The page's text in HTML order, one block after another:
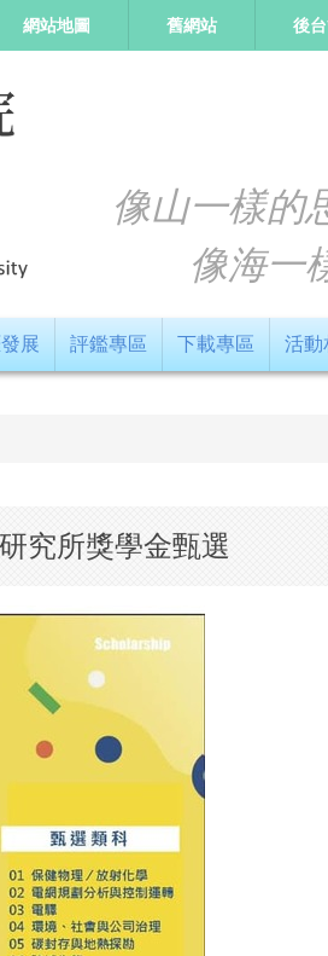
網站地圖 舊網站 後
像山一樣的
像海一
展 評鑑專區 下載專區 活動
究所獎學金甄選